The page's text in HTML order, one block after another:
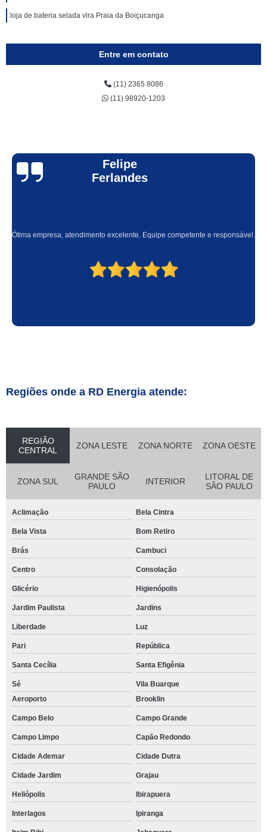
loja de bateria selada vlra Praia da Boiçucanga
Entre em contato
(11) 2365 8086
(11) 98920-1203
Felipe
Ferlandes
Ótima empresa, atendimento excelente. Equipe competente e responsável.
Regiões onde a RD Energia atende:
REGIÃO
CENTRAL
ZONA LESTE ZONA NORTE ZONA OESTE
ZONA SUL
GRANDE SÃO
PAULO
INTERIOR
LITORAL DE
SÃO PAULO
Aclimação Bela Cintra
Bela Vista Bom Retiro
Brás Cambuci
Centro Consolação
Glicério Higienópolis
Jardim Paulista Jardins
Liberdade Luz
Pari República
Santa Cecília Santa Efigênia
Sé
Vila Buarque
Aeroporto
Brooklin
Campo Belo Campo Grande
Campo Limpo Capão Redondo
Cidade Ademar Cidade Dutra
Cidade Jardim Grajau
Heliópolis Ibirapuera
Interlagos Ipiranga